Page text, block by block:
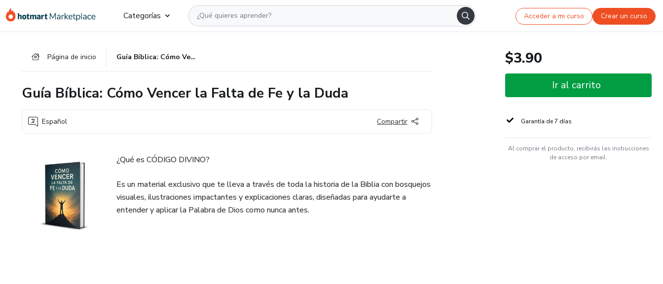
Categorías Acceder a mi curso Crear un curso
Página de inicio Guía Bíblica: Cómo Vencer la Falta de Fe y la Duda
Guía Bíblica: Cómo Vencer la Falta de Fe y la Duda
Español Compartir
¿Qué es CÓDIGO DIVINO?
Es un material exclusivo que te lleva a través de toda la historia de la Biblia con bosquejos
visuales, ilustraciones impactantes y explicaciones claras, diseñadas para ayudarte a
entender y aplicar la Palabra de Dios como nunca antes.
$3.90
Ir al carrito
Garantía de 7 días
Al comprar el producto, recibirás las instrucciones
de acceso por email.